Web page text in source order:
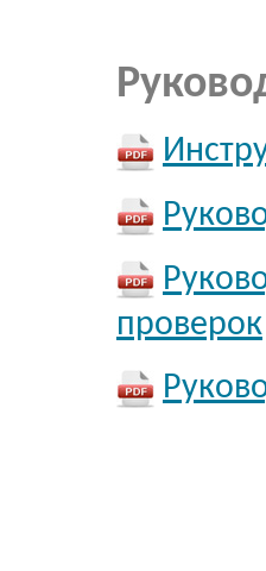
проверок